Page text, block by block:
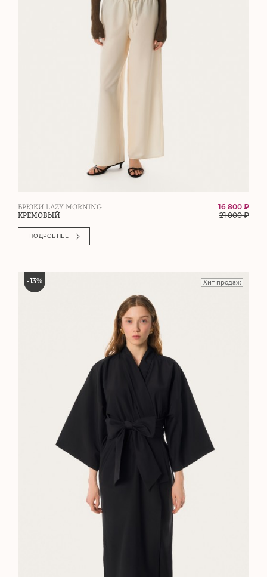
БРЮКИ LAZY MORNING
КРЕМОВЫЙ
16 800 ₽
21 000₽
ПОДРОБНЕЕ
-13% Хит продаж